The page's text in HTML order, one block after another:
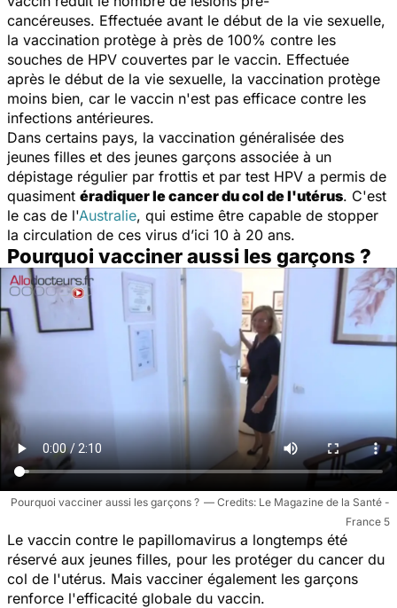
cancéreuses. Effectuée avant le début de la vie sexuelle,
la vaccination protège à près de 100% contre les
souches de HPV couvertes par le vaccin. Effectuée
après le début de la vie sexuelle, la vaccination protège
moins bien, car le vaccin n'est pas efficace contre les
infections antérieures.
Dans certains pays, la vaccination généralisée des
jeunes filles et des jeunes garçons associée à un
dépistage régulier par frottis et par test HPV a permis de
quasiment éradiquer le cancer du col de l'utérus. C'est
le cas de l'Australie, qui estime être capable de stopper
la circulation de ces virus d’ici 10 à 20 ans.
Pourquoi vacciner aussi les garçons ?
Pourquoi vacciner aussi les garçons ?
Le Magazine de la Santé -
France 5
Le vaccin contre le papillomavirus a longtemps été
réservé aux jeunes filles, pour les protéger du cancer du
col de l'utérus. Mais vacciner également les garçons
renforce l'efficacité globale du vaccin.